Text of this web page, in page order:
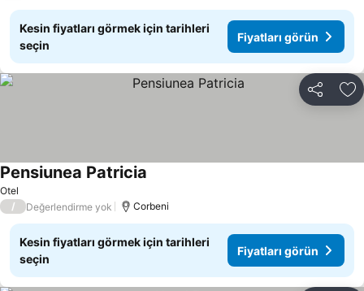
Kesin fiyatları görmek için tarihleri
seçin
Fiyatları görün
Paylaş
Otel
Pensiunea Patricia
/ Değerlendirme yok Corbeni
Kesin fiyatları görmek için tarihleri
seçin
Fiyatları görün